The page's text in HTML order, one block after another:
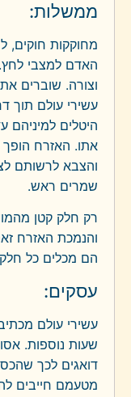
ממשלות:
מחוקקות חוקים,
האדם למצבי
וצורה. שוברים
עשירי עולם תוך
היטלים
אתו. האזרח
והצבא לרשותם
שמרים ראש.
רק חלק קטן
והנמכת האזרח
הם מכלים כל
עסקים:
עשירי עולם
שעות נוספות.
דואגים לכך
מטעמם חייבים